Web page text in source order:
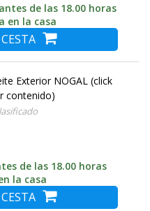
de las 18.00 horas
en la casa
Exterior NOGAL (click
contenido)
de las 18.00 horas
la casa